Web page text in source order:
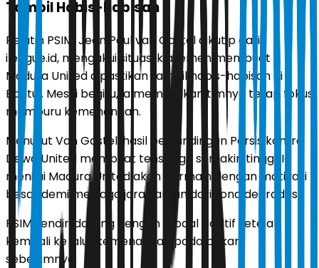
Tampil Habis-habisan
Pelatih PSIM, Jean Paul van Gastel dikutip dari
ileague.id, mengakui situasi klasemen membuat
Madura United dipastikan tampil habis-habisan di
Bantul. Meski begitu, ia memastikan timnya tetap fokus
memburu kemenangan.
Menurut Van Gastel, hasil pertandingan Persis kontra
Dewa United membuat tensi laga semakin tinggi. Ia
menilai Madura United akan bermain dengan motivasi
besar demi menjaga jarak aman dari zona degradasi.
PSIM sendiri datang dengan modal positif setelah
kembali ke jalur kemenangan pada pekan
sebelumnya.